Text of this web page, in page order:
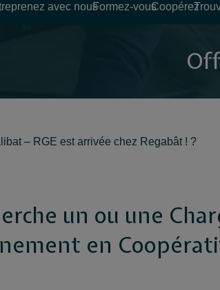
avec nousFormez-vousCoopérez
– RGE est arrivée chez Regabât ! ?
un ou une
en